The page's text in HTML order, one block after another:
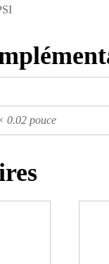
0.02 pouce